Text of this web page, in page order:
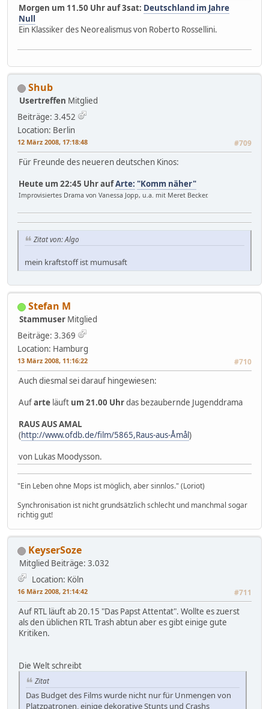
Morgen um 11.50 Uhr auf 3sat: Deutschland im Jahre
Null
Ein Klassiker des Neorealismus von Roberto Rossellini.
Shub
Usertreffen Mitglied
Beiträge: 3.452
Location: Berlin
12 März 2008, 17:18:48 #709
Für Freunde des neueren deutschen Kinos:
Heute um 22:45 Uhr aufArte: "Komm näher"
Improvisiertes Drama von Vanessa Jopp, u.a. mit Meret Becker.
Zitat von: Algo
mein kraftstoff ist mumusaft
Stefan M
Stammuser Mitglied
Beiträge: 3.369
Location: Hamburg
13 März 2008, 11:16:22 #710
Auch diesmal sei darauf hingewiesen:
Aufarte läuft um 21.00 Uhrdas bezaubernde Jugenddrama
RAUS AUS AMAL
(http://www.ofdb.de/film/5865,Raus-aus-Åmål)
von Lukas Moodysson.
"Ein Leben ohne Mops ist möglich, aber sinnlos." (Loriot)
Synchronisation ist nicht grundsätzlich schlecht und manchmal sogar
richtig gut!
KeyserSoze
Mitglied Beiträge: 3.032
Location: Köln
16 März 2008, 21:14:42 #711
Auf RTL läuft ab 20.15 "Das Papst Attentat". Wollte es zuerst
als den üblichen RTL Trash abtun aber es gibt einige gute
Kritiken.
Die Welt schreibt
Zitat
Das Budget des Films wurde nicht nur für Unmengen von
Platzpatronen, einige dekorative Stunts und Crashs